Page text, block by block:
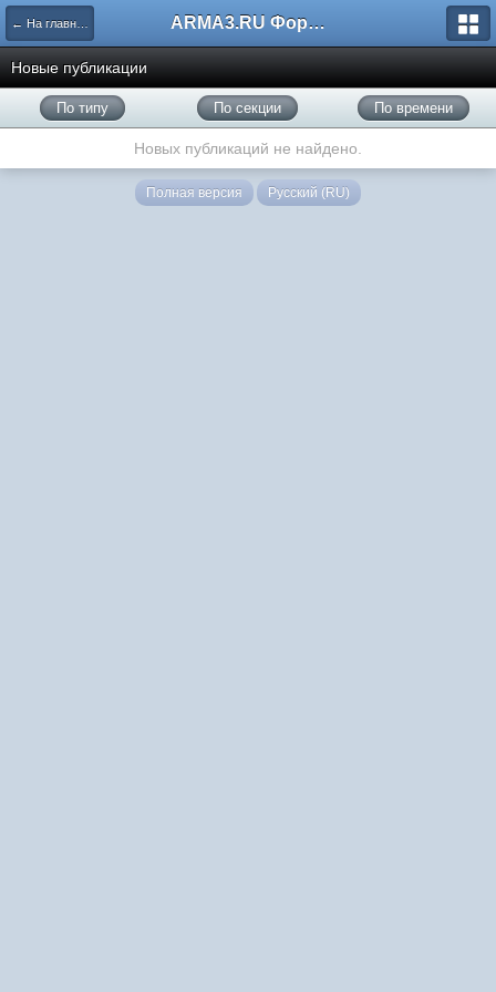
← На главную ARMA3.RU Форум
Новые публикации
По типу По секции По времени
Новых публикаций не найдено.
Полная версия Русский (RU)